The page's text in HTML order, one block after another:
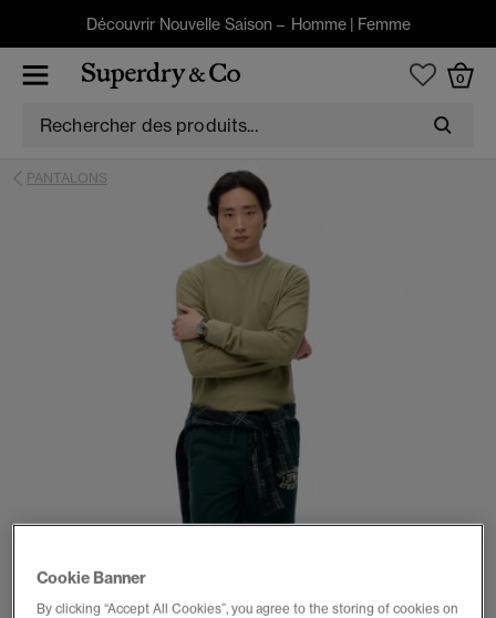
Découvrir Nouvelle Saison – Homme| Femme
0
PANTALONS
Cookie Banner
By clicking “Accept All Cookies”, you agree to the storing of cookies on